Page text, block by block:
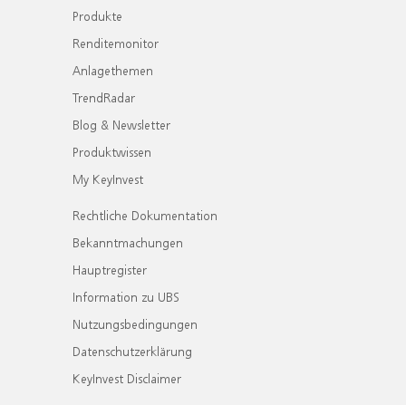
Produkte
Renditemonitor
Anlagethemen
TrendRadar
Blog & Newsletter
Produktwissen
My KeyInvest
Rechtliche Dokumentation
Bekanntmachungen
Hauptregister
Information zu UBS
Nutzungsbedingungen
Datenschutzerklärung
KeyInvest Disclaimer